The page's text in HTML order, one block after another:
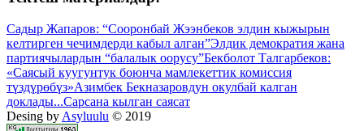
Садыр Жапаров: “Сооронбай Жээнбеков элдин кыжырын
келтирген чечимдерди кабыл алган”Элдик демократия жана
партиячылардын “балалык оорусу”Бекболот Талгарбеков:
«Саясый куугунтук боюнча мамлекеттик комиссия
түздүрөбүз»Азимбек Бекназаровдун окулбай калган
доклады...Сарсана кылган саясат
Desing by Asyluulu © 2019